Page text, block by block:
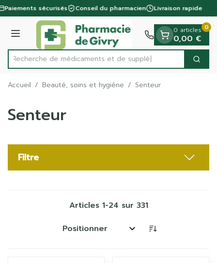
Aller au contenu
1 de 1
Paiements sécurisés Conseil du pharmacien Livraison rapide
Menu
Rechercher
Recherche de médic
0 articles
0,00 €
0
Accueil / Beauté, soins et hygiène / Senteur
Senteur
Filtre
Articles 1-24 sur 331
Trier par: